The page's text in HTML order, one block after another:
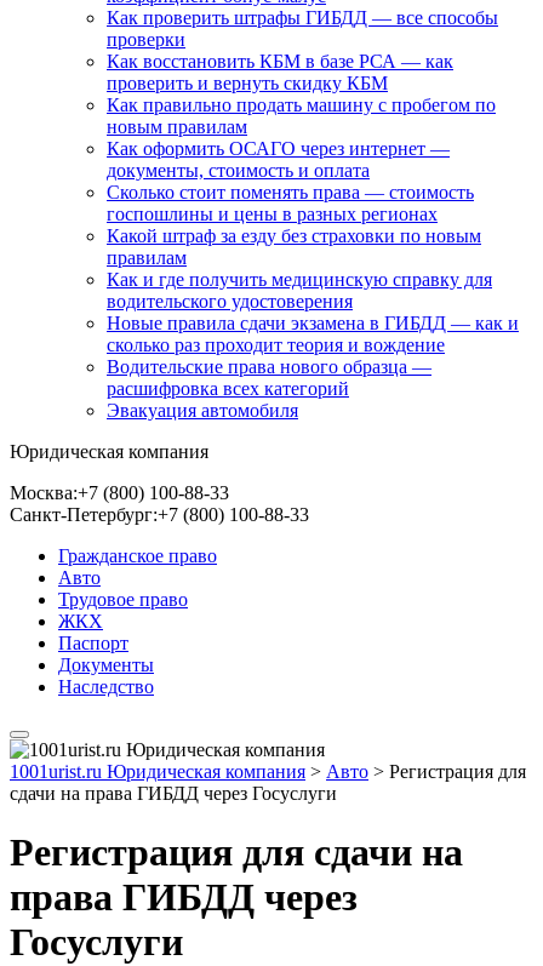
Как проверить штрафы ГИБДД — все способы
проверки
Как восстановить КБМ в базе РСА — как
проверить и вернуть скидку КБМ
Как правильно продать машину с пробегом по
новым правилам
Как оформить ОСАГО через интернет —
документы, стоимость и оплата
Сколько стоит поменять права — стоимость
госпошлины и цены в разных регионах
Какой штраф за езду без страховки по новым
правилам
Как и где получить медицинскую справку для
водительского удостоверения
Новые правила сдачи экзамена в ГИБДД — как и
сколько раз проходит теория и вождение
Водительские права нового образца —
расшифровка всех категорий
Эвакуация автомобиля
Юридическая компания
Москва:+7 (800) 100-88-33
Санкт-Петербург:+7 (800) 100-88-33
Гражданское право
Авто
Трудовое право
ЖКХ
Паспорт
Документы
Наследство
1001urist.ru Юридическая компания > Авто > Регистрация для
сдачи на права ГИБДД через Госуслуги
Регистрация для сдачи на
права ГИБДД через
Госуслуги